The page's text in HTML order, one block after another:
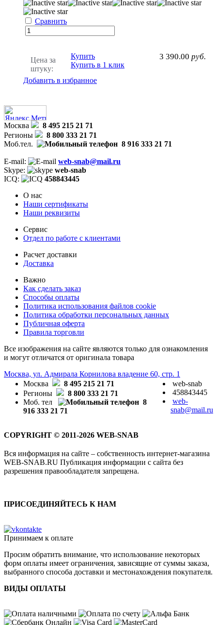
Сравнить
Цена за
штуку:
3 390.00 руб.
Купить
Купить в 1 клик
Добавить в избранное
Москва
8 495 215 21 71
Регионы
8 800 333 21 71
Моб.тел.
8 916 333 21 71
E-mail:
web-snab@mail.ru
Skype:
web-snab
ICQ:
458843445
О нас
Наши сертификаты
Наши реквизиты
Сервис
Отдел по работе с клиентами
Расчет доставки
Доставка
Важно
Как сделать заказ
Способы оплаты
Политика использования файлов cookie
Политика обработки персональных данных
Публичная оферта
Правила торговли
Все изображения на сайте являются только для ознакомления
и могут отличатся от оригинала товара
Москва, ул. Адмирала Корнилова владение 60, стр. 1
Москва
8 495 215 21 71
Регионы
8 800 333 21 71
Моб. тел
8
916 333 21 71
web-snab
458843445
web-
snab@mail.ru
COPYRIGHT © 2011-2026 WEB-SNAB
Вся информация на сайте – собственность интернет-магазина
WEB-SNAB.RU Публикация информации с сайта без
разрешения правообладателя запрещена.
ПРИСОЕДИНЯЙТЕСЬ К НАМ
Принимаем к оплате
Просим обратить внимание, что использование некоторых
форм оплаты имеет ограничения, зависящие от суммы заказа,
выбранного способа доставки и местонахождения покупателя.
ВИДЫ ОПЛАТЫ